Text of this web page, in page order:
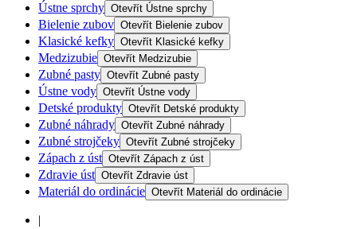
Ústne sprchy Otevřít Ústne sprchy
Bielenie zubov Otevřít Bielenie zubov
Klasické kefky Otevřít Klasické kefky
Medzizubie Otevřít Medzizubie
Zubné pasty Otevřít Zubné pasty
Ústne vody Otevřít Ústne vody
Detské produkty Otevřít Detské produkty
Zubné náhrady Otevřít Zubné náhrady
Zubné strojčeky Otevřít Zubné strojčeky
Zápach z úst Otevřít Zápach z úst
Zdravie úst Otevřít Zdravie úst
Materiál do ordinácie Otevřít Materiál do ordinácie
|